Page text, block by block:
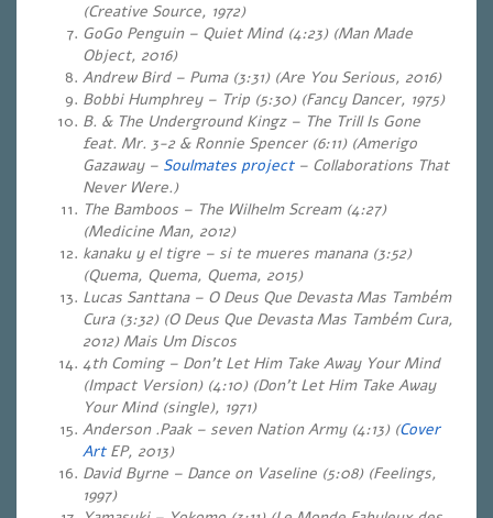
(Creative Source, 1972)
GoGo Penguin – Quiet Mind (4:23) (Man Made
Object, 2016)
Andrew Bird – Puma (3:31) (Are You Serious, 2016)
Bobbi Humphrey – Trip (5:30) (Fancy Dancer, 1975)
B. & The Underground Kingz – The Trill Is Gone
feat. Mr. 3-2 & Ronnie Spencer (6:11) (Amerigo
Gazaway – Soulmates project– Collaborations That
Never Were.)
The Bamboos – The Wilhelm Scream (4:27)
(Medicine Man, 2012)
kanaku y el tigre – si te mueres manana (3:52)
(Quema, Quema, Quema, 2015)
Lucas Santtana – O Deus Que Devasta Mas Também
Cura (3:32) (O Deus Que Devasta Mas Também Cura,
2012) Mais Um Discos
4th Coming – Don’t Let Him Take Away Your Mind
(Impact Version) (4:10) (Don’t Let Him Take Away
Your Mind (single), 1971)
Anderson .Paak – seven Nation Army (4:13) (Cover
ArtEP, 2013)
David Byrne – Dance on Vaseline (5:08) (Feelings,
1997)